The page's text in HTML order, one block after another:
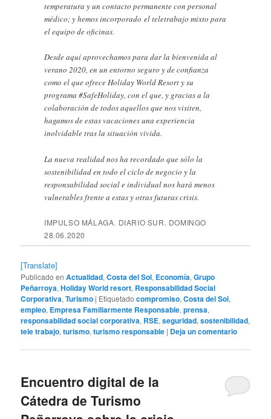
temperatura y un contacto permanente con personal
médico; y hemos incorporado el teletrabajo mixto para
el equipo de oficinas.
Desde aquí aprovechamos para dar la bienvenida al
verano 2020, en un entorno seguro y de confianza
como el que ofrece Holiday World Resort y su
programa #SafeHoliday, con el que, y gracias a la
colaboración de todos aquellos que nos visiten,
hagamos de estas vacaciones una experiencia
inolvidable tras la situación vivida.
La nueva realidad nos ha recordado que sólo la
sostenibilidad en todo el ciclo de negocio y la
responsabilidad social e individual nos hará menos
vulnerables frente a estas y otras futuras crisis.
IMPULSO MÁLAGA. DIARIO SUR. DOMINGO
28.06.2020
[Translate]
Publicado en Actualidad,Costa del Sol, Economía,Grupo
Peñarroya,Holiday World resort, Responsabilidad Social
Corporativa,Turismo | Etiquetado compromiso,Costa del Sol,
empleo, Empresa Familiarmente Responsable,prensa,
responsabilidad social corporativa, RSE,seguridad,sostenibilidad,
tele trabajo,turismo,turismo responsable | Deja un comentario
Encuentro digital de la
Cátedra de Turismo